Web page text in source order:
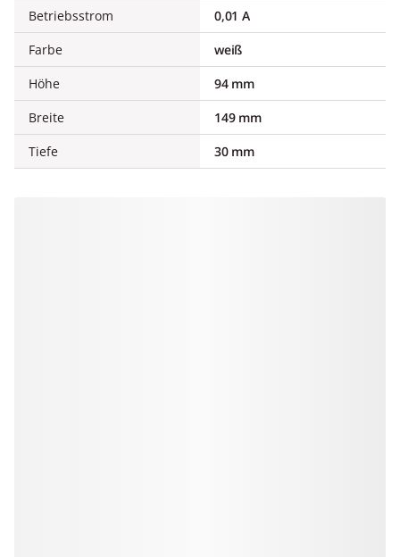
Betriebsstrom
0,01 A
Farbe
weiß
Höhe
94 mm
Breite
149 mm
Tiefe
30 mm